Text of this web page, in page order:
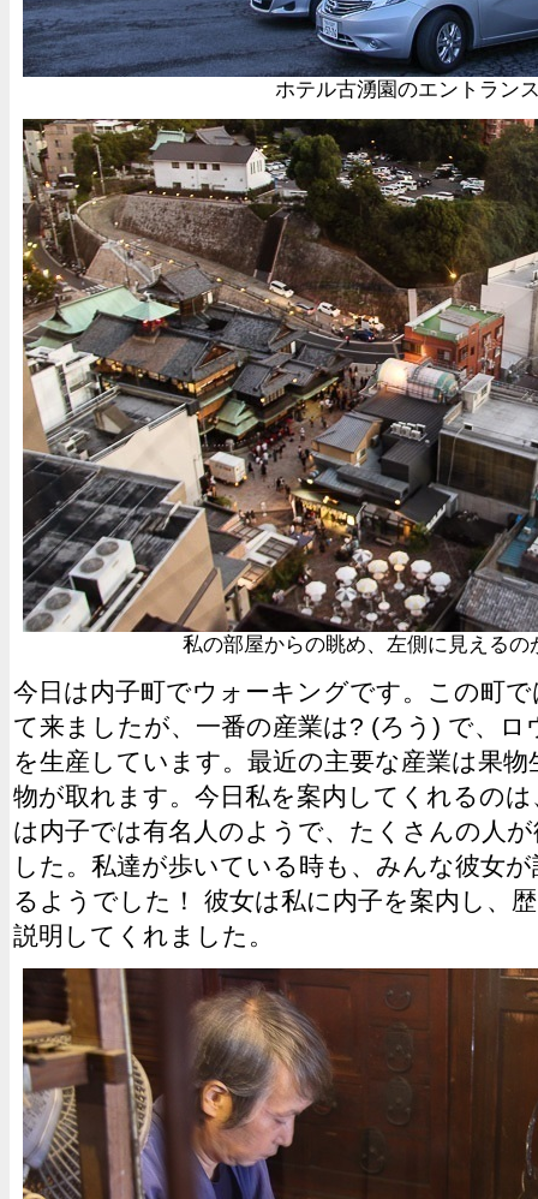
ホテル古湧園のエントラン
私の部屋からの眺め、左側に見えるの
今日は内子町でウォーキングです。この町
て来ましたが、一番の産業は? (ろう) で、ロ
を生産しています。最近の主要な産業は果物
物が取れます。今日私を案内してくれるの
は内子では有名人のようで、たくさんの人
した。私達が歩いている時も、みんな彼女
るようでした！ 彼女は私に内子を案内し、
説明してくれました。